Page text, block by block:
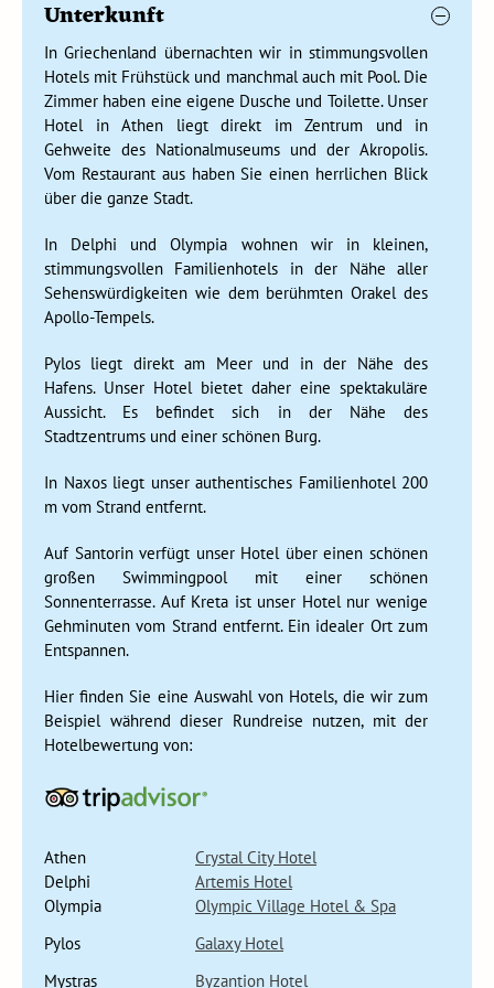
natürliche Schönheit. Es ist bekannt für seine
sein warmes mediterranes Klima. Pylos hat auch historische
Bedeutung als Schauplatz der berühmten Schlacht von
Navarino, einem entscheidenden Seegefecht während des
griechischen Unabhängigkeitskrieges. Besucher von Pylos
können die bezaubernden Straßen erkunden und die ruhige
Atmosphäre dieses Küstenjuwels genießen. Ganz gleich, ob
ihr euch für Geschichte interessieren oder einen ruhigen
Reiseziel. Das Dorf hat ein typisch mediterranes Aussehen
mit weiß gekalkten Häusern und Balkonen voller blühender
Blumen. Durch Olivenhaine fahren wir zu unserem Hotel.
Das historische Löwentor in Mykene
Tag 8 Pylos
Tag 9 Pylos - Mystras
Mystras war eine byzantinische Stadt. Die Ruinen und die
des Berges wandert ihr an mehreren archäologischen
Stätten vorbei nach unten. Auf halber Strecke kommen wir
an einem von Nonnen betriebenen Laden vorbei, die hier
stolz ihre selbst bestickten Tischdecken zum Kauf anbieten.
Genießt auch die fantastische Aussicht. Nach einem kurzen
unsere Reise in Richtung Mykene fort.
Auf dem Weg nach Nafplion besuchen wir erst den früheren
imposante, historische Löwentor sehen. Mit dem Bus geht es
dann weiter nach Nafplion, der ersten Hauptstadt des neuen
Unterkunft
In Griechenland übernachten wir in stimmungsvollen
Hotels mit Frühstück und manchmal auch mit Pool. Die
Zimmer haben eine eigene Dusche und Toilette. Unser
Hotel in Athen liegt direkt im Zentrum und in
Gehweite des Nationalmuseums und der Akropolis.
Vom Restaurant aus haben Sie einen herrlichen Blick
über die ganze Stadt.
In Delphi und Olympia wohnen wir in kleinen,
stimmungsvollen Familienhotels in der Nähe aller
Sehenswürdigkeiten wie dem berühmten Orakel des
Apollo-Tempels.
Pylos liegt direkt am Meer und in der Nähe des
Hafens. Unser Hotel bietet daher eine spektakuläre
Aussicht. Es befindet sich in der Nähe des
Stadtzentrums und einer schönen Burg.
In Naxos liegt unser authentisches Familienhotel 200
m vom Strand entfernt.
Auf Santorin verfügt unser Hotel über einen schönen
großen Swimmingpool mit einer schönen
Sonnenterrasse. Auf Kreta ist unser Hotel nur wenige
Gehminuten vom Strand entfernt. Ein idealer Ort zum
Entspannen.
Hier finden Sie eine Auswahl von Hotels, die wir zum
Beispiel während dieser Rundreise nutzen, mit der
Hotelbewertung von:
Athen
Crystal City Hotel
Delphi
Artemis Hotel
Olympia
Olympic Village Hotel & Spa
Pylos
Galaxy Hotel
Mystras
Byzantion Hotel